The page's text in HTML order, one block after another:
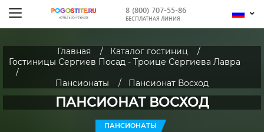
8 (800) 707-55-86
БЕСПЛАТНАЯ ЛИНИЯ
Главная
Каталог гостиниц
Гостиницы Сергиев Посад - Троице Сергиева Лавра
Пансионаты
Пансионат Восход
ПАНСИОНАТ ВОСХОД
ПАНСИОНАТЫ